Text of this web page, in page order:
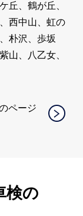
丘、鶴が丘、
西中山、虹の
朴沢、歩坂
山、八乙女、
ページ
検の